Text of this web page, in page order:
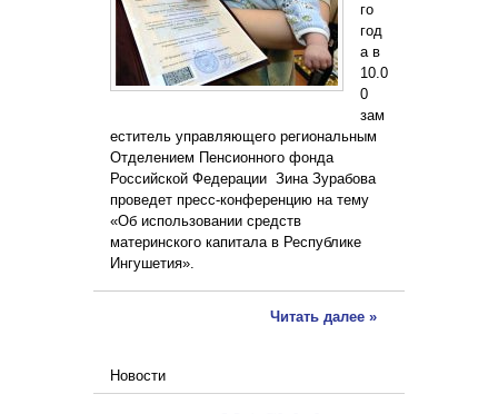
го
год
а в
10.0
0
зам
еститель управляющего региональным
Отделением Пенсионного фонда
Российской Федерации Зина Зурабова
проведет пресс-конференцию на тему
«Об использовании средств
материнского капитала в Республике
Ингушетия».
Читать далее »
Новости